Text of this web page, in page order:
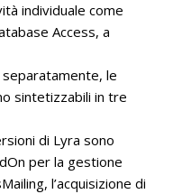
individuale come
Access, a
le
sintetizzabili in tre
di Lyra sono
per la gestione
l’acquisizione di